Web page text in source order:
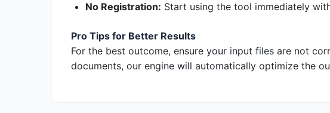
No Registration: Start using the tool immediately
Pro Tips for Better Results
For the best outcome, ensure your input files are not
documents, our engine will automatically optimize the